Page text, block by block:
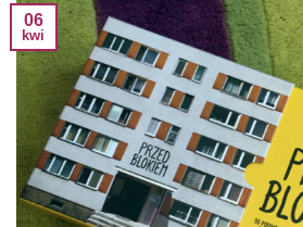
06
kwi